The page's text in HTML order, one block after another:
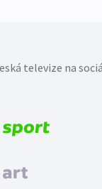
televize na